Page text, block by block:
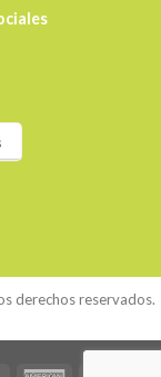
derechos reservados.